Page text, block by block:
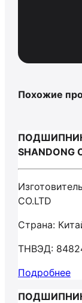
Похожие
SHANDONG
CO.LTD
Страна:
ТНВЭД:
Подробнее